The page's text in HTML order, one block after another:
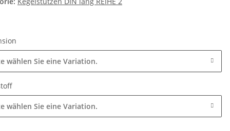
wählen Sie eine Variation.
wählen Sie eine Variation.